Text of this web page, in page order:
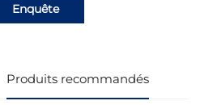
Enquête
Produits recommandés